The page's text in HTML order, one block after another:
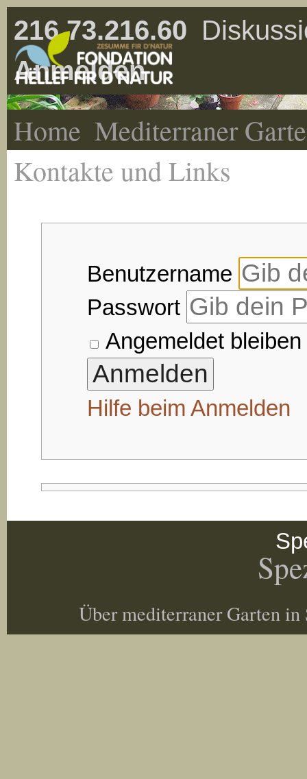
216.73.216.60
Anmelden
Home Mediterraner
Kontakte und Links
Benutzername
Passwort
Angemeldet bleiben
Hilfe beim Anmelden
Über mediterraner Garten in